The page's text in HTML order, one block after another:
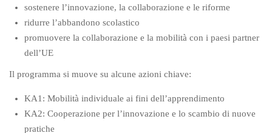
sostenere l’innovazione, la collaborazione e le riforme
ridurre l’abbandono scolastico
promuovere la collaborazione e la mobilità con i paesi partner
dell’UE
Il programma si muove su alcune azioni chiave:
KA1: Mobilità individuale ai fini dell’apprendimento
KA2: Cooperazione per l’innovazione e lo scambio di nuove
pratiche